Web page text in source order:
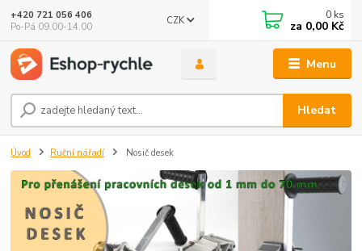
Menu
CZK
Hledat
+420 721 056 406
Po-Pá 09.00-14.00
0 ks
za 0,00 Kč
Úvod Ruční nářadí Nosič desek